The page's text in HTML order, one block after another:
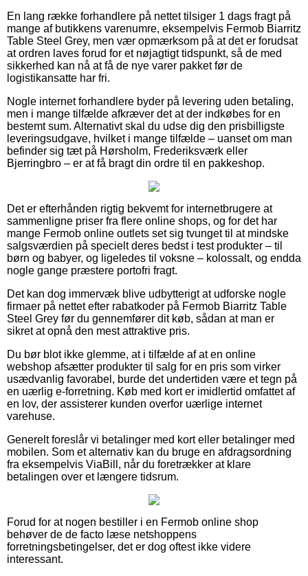
En lang række forhandlere på nettet tilsiger 1 dags fragt på
mange af butikkens varenumre, eksempelvis Fermob Biarritz
Table Steel Grey, men vær opmærksom på at det er forudsat
at ordren laves forud for et nøjagtigt tidspunkt, så de med
sikkerhed kan nå at få de nye varer pakket før de
logistikansatte har fri.
Nogle internet forhandlere byder på levering uden betaling,
men i mange tilfælde afkræver det at der indkøbes for en
bestemt sum. Alternativt skal du udse dig den prisbilligste
leveringsudgave, hvilket i mange tilfælde – uanset om man
befinder sig tæt på Hørsholm, Frederiksværk eller
Bjerringbro – er at få bragt din ordre til en pakkeshop.
Det er efterhånden rigtig bekvemt for internetbrugere at
sammenligne priser fra flere online shops, og for det har
mange Fermob online outlets set sig tvunget til at mindske
salgsværdien på specielt deres bedst i test produkter – til
børn og babyer, og ligeledes til voksne – kolossalt, og endda
nogle gange præstere portofri fragt.
Det kan dog immervæk blive udbytterigt at udforske nogle
firmaer på nettet efter rabatkoder på Fermob Biarritz Table
Steel Grey før du gennemfører dit køb, sådan at man er
sikret at opnå den mest attraktive pris.
Du bør blot ikke glemme, at i tilfælde af at en online
webshop afsætter produkter til salg for en pris som virker
usædvanlig favorabel, burde det undertiden være et tegn på
en uærlig e-forretning. Køb med kort er imidlertid omfattet af
en lov, der assisterer kunden overfor uærlige internet
varehuse.
Generelt foreslår vi betalinger med kort eller betalinger med
mobilen. Som et alternativ kan du bruge en afdragsordning
fra eksempelvis ViaBill, når du foretrækker at klare
betalingen over et længere tidsrum.
Forud for at nogen bestiller i en Fermob online shop
behøver de de facto læse netshoppens
forretningsbetingelser, det er dog oftest ikke videre
interessant.